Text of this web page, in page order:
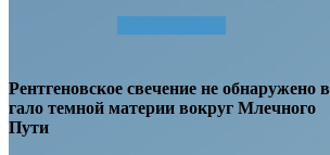
Рентгеновское свечение не обнаружено в
гало темной материи вокруг Млечного
Пути